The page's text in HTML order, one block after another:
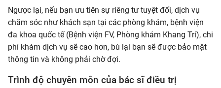
Ngược lại, nếu bạn ưu tiên sự riêng tư tuyệt đối, dịch vụ
chăm sóc như khách sạn tại các phòng khám, bệnh viện
đa khoa quốc tế (Bệnh viện FV, Phòng khám Khang Trí), chi
phí khám dịch vụ sẽ cao hơn, bù lại bạn sẽ được bảo mật
thông tin và không phải chờ đợi.
Trình độ chuyên môn của bác sĩ điều trị